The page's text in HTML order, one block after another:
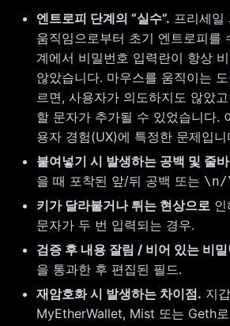
엔트로피 단계의 “실수”. 프리세일
움직임으로부터 초기 엔트로피를
계에서 비밀번호 입력란이 항상
않았습니다. 마우스를 움직이는
르면, 사용자가 의도하지도 않았
할 문자가 추가될 수 있었습니다.
용자 경험(UX)에 특정한 문제입니
붙여넣기 시 발생하는 공백 및 줄
을 때 포착된 앞/뒤 공백 또는 \n/
키가 달라붙거나 튀는 현상으로
문자가 두 번 입력되는 경우.
검증 후 내용 잘림 / 비어 있는 비
을 통과한 후 편집된 필드.
재암호화 시 발생하는 차이점. 지
MyEtherWallet, Mist 또는 Geth